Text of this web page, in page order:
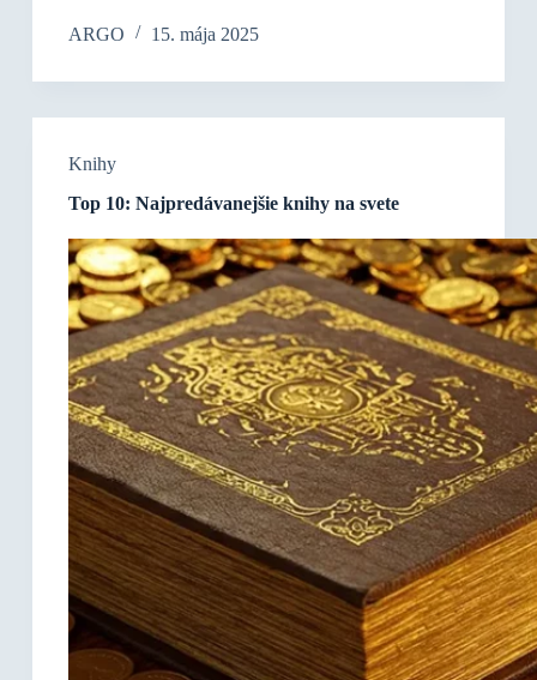
ARGO 15. mája 2025
Knihy
Top 10: Najpredávanejšie knihy na svete